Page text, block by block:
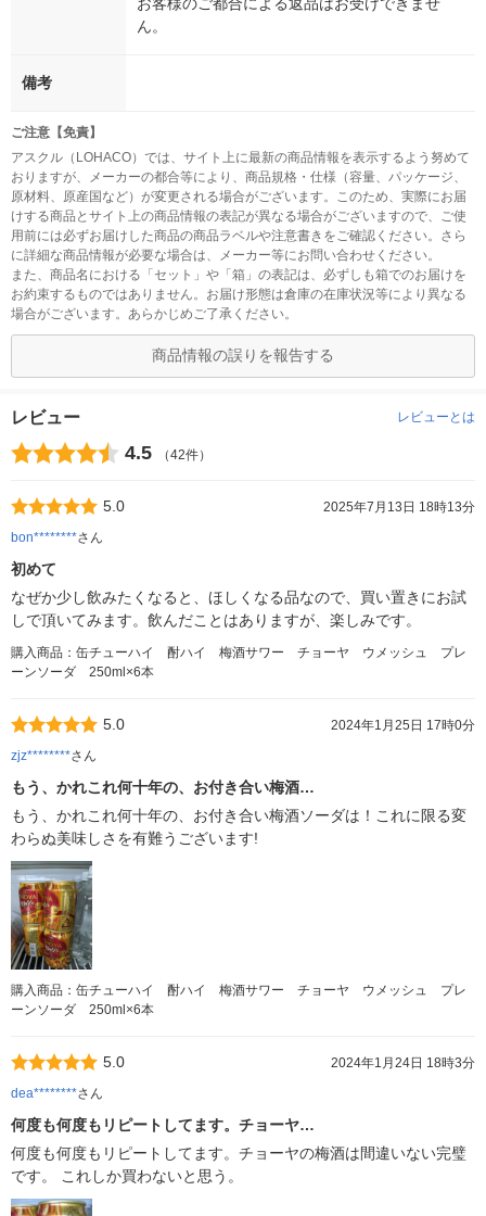
お客様のご都合による返品はお受けできませ
ん。
備考
ご注意【免責】
アスクル（LOHACO）では、サイト上に最新の商品情報を表示するよう努めて
おりますが、メーカーの都合等により、商品規格・仕様（容量、パッケージ、
原材料、原産国など）が変更される場合がございます。このため、実際にお届
けする商品とサイト上の商品情報の表記が異なる場合がございますので、ご使
用前には必ずお届けした商品の商品ラベルや注意書きをご確認ください。さら
に詳細な商品情報が必要な場合は、メーカー等にお問い合わせください。
また、商品名における「セット」や「箱」の表記は、必ずしも箱でのお届けを
お約束するものではありません。お届け形態は倉庫の在庫状況等により異なる
場合がございます。あらかじめご了承ください。
商品情報の誤りを報告する
レビュー レビューとは
4.5 （42件）
5.0
2025年7月13日 18時13分
bon********さん
初めて
なぜか少し飲みたくなると、ほしくなる品なので、買い置きにお試
しで頂いてみます。飲んだことはありますが、楽しみです。
購入商品：缶チューハイ 酎ハイ 梅酒サワー チョーヤ ウメッシュ プレ
ーンソーダ 250ml×6本
5.0
2024年1月25日 17時0分
zjz********さん
もう、かれこれ何十年の、お付き合い梅酒…
もう、かれこれ何十年の、お付き合い梅酒ソーダは！これに限る変
わらぬ美味しさを有難うございます!
購入商品：缶チューハイ 酎ハイ 梅酒サワー チョーヤ ウメッシュ プレ
ーンソーダ 250ml×6本
5.0
2024年1月24日 18時3分
dea********さん
何度も何度もリピートしてます。チョーヤ…
何度も何度もリピートしてます。チョーヤの梅酒は間違いない完璧
です。 これしか買わないと思う。